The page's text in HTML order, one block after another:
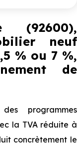
d’îlot paysager
et crée un
s ou jardins
apprécié, idéal
les espaces
de bien-
place de
est
(92600),
neuf
% ou 7 %,
de
programmes
la TVA réduite à
concrètement le